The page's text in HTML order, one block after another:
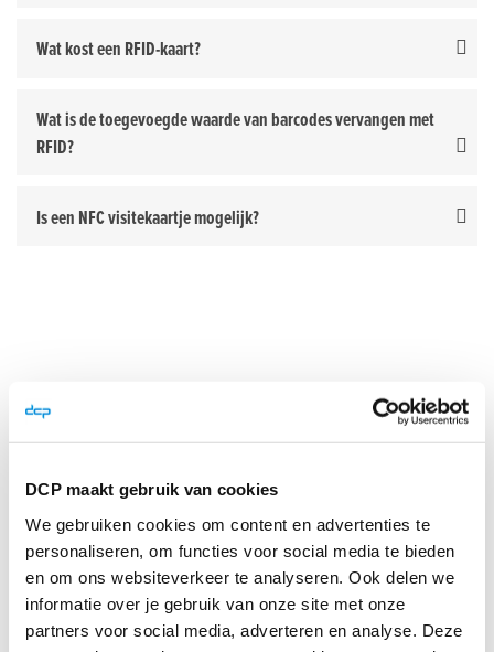
DCP maakt gebruik van cookies
We gebruiken cookies om content en advertenties te
personaliseren, om functies voor social media te bieden
en om ons websiteverkeer te analyseren. Ook delen we
informatie over je gebruik van onze site met onze
partners voor social media, adverteren en analyse. Deze
Wat kost een RFID-kaart?
Wat is de toegevoegde waarde van barcodes vervangen met
RFID?
Is een NFC visitekaartje mogelijk?
READERS & SCANNERS
Welke RFID scanner of reader heb ik nodig voor welke afstand?
Waarom kan mijn scanner niet vanaf een mobiel scherm lezen?
Hoe werkt RFID?